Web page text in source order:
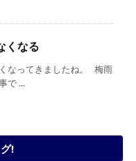
くなる
なってきましたね。 梅雨
で ...
!